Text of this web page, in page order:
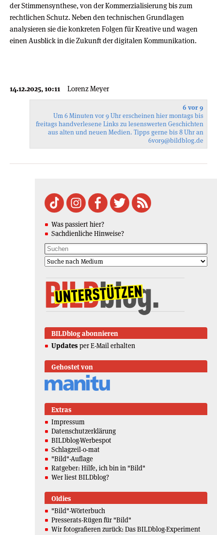
der Stimmensynthese, von der Kommerzialisierung bis zum
rechtlichen Schutz. Neben den technischen Grundlagen
analysieren sie die konkreten Folgen für Kreative und wagen
einen Ausblick in die Zukunft der digitalen Kommunikation.
14.12.2025, 10:11 Lorenz Meyer
6 vor 9
Um 6 Minuten vor 9 Uhr erscheinen hier montags bis
freitags handverlesene Links zu lesenswerten Geschichten
aus alten und neuen Medien. Tipps gerne bis 8 Uhr an
6vor9@bildblog.de
Was passiert hier?
Sachdienliche Hinweise?
BILDblog abonnieren
Updates per E-Mail erhalten
Gehostet von
Extras
Impressum
Datenschutzerklärung
BILDblog-Werbespot
Schlagzeil-o-mat
"Bild"-Auflage
Ratgeber: Hilfe, ich bin in "Bild"
Wer liest BILDblog?
Oldies
"Bild"-Wörterbuch
Presserats-Rügen für "Bild"
Wir fotografieren zurück: Das BILDblog-Experiment